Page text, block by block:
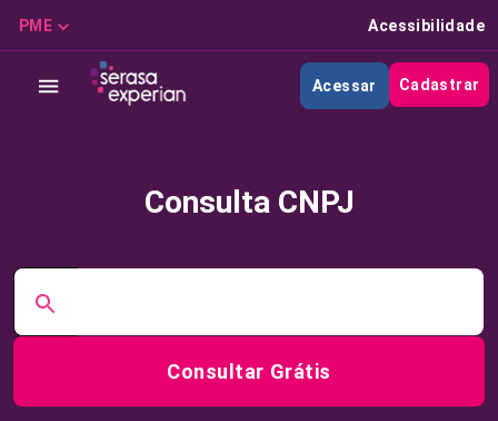
PME Acessibilidade
Acessar Cadastrar
Consulta CNPJ
Consultar Grátis